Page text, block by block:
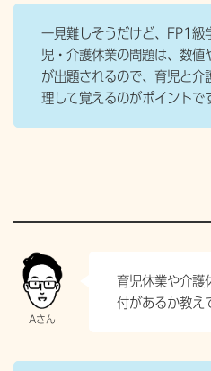
一見難しそうだけど、FP1級
児・介護休業の問題は、数値
が出題されるので、育児と介
理して覚えるのがポイントで
育児休業や介護
付があるか教え